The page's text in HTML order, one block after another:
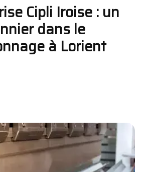
Cipli Iroise : un
dans le
à Lorient